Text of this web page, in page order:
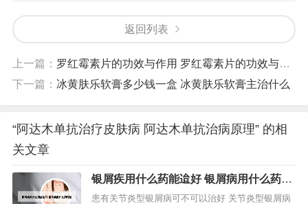
返回列表
上一篇： 罗红霉素片的功效与作用 罗红霉素片的功效与作用用量
下一篇： 冰黄肤乐软膏多少钱一盒 冰黄肤乐软膏主治什么
“阿达木单抗治疗皮肤病 阿达木单抗治病原理” 的相
关文章
银屑疾用什么药能迨好 银屑病用什么药好
使
患有关节炎型银屑病可不可以治好 关节炎型银屑病